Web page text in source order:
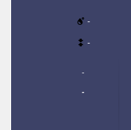
-
-
-
-